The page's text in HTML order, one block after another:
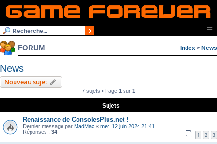
☰
FORUM Index > News
News
Nouveau sujet
7 sujets • Page 1 sur 1
Sujets
Renaissance de ConsolesPlus.net !
Dernier message par MadMax « mer. 12 juin 2024 21:41
Réponses : 34 1 2 3